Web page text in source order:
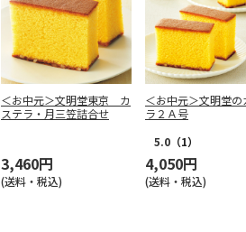
＜お中元＞文明堂東京 カ
ステラ・月三笠詰合せ
3,460円
(送料・税込)
＜お中元＞文明堂の
ラ２Ａ号
5.0 （1）
4,050円
(送料・税込)